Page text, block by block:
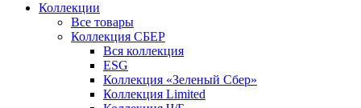
Коллекции
Все товары
Коллекция СБЕР
Вся коллекция
ESG
Коллекция «Зеленый Сбер»
Коллекция Limited